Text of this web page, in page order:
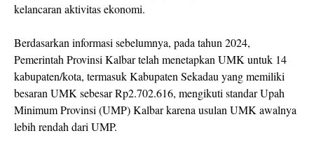
kelancaran aktivitas ekonomi.
Berdasarkan informasi sebelumnya, pada tahun 2024,
Pemerintah Provinsi Kalbar telah menetapkan UMK untuk 14
kabupaten/kota, termasuk Kabupaten Sekadau yang memiliki
besaran UMK sebesar Rp2.702.616, mengikuti standar Upah
Minimum Provinsi (UMP) Kalbar karena usulan UMK awalnya
lebih rendah dari UMP.